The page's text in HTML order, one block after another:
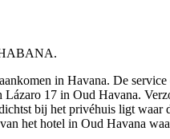
in Havana. De
17 in Oud Havana.
bij het privéhuis ligt
het hotel in Oud Havana